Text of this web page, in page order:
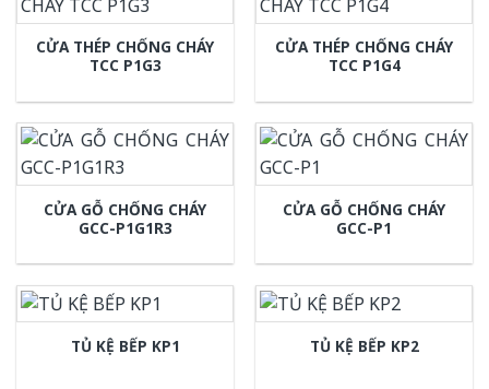
CỬA THÉP CHỐNG CHÁY
TCC P1G3
CỬA THÉP CHỐNG CHÁY
TCC P1G4
CỬA GỖ CHỐNG CHÁY
GCC-P1G1R3
CỬA GỖ CHỐNG CHÁY
GCC-P1
TỦ KỆ BẾP KP1 TỦ KỆ BẾP KP2